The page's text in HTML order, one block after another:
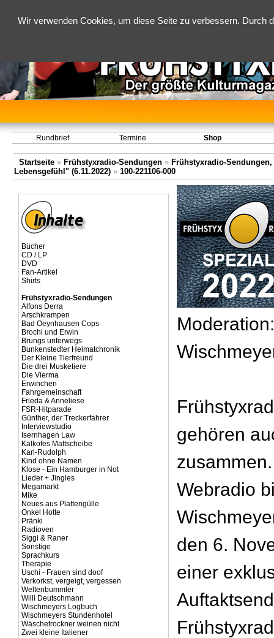
Wir verwenden Cookies, um diese Seite zu verbessern.
Rundbrief Termine Shop
Startseite » Frühstyxradio-Sendungen » Frühstyxradio-
Lebensgefühl" (6.11.2022) » 100-221106-000
Bücher
CD / LP
DVD
Fan-Artikel
Shirts
Frühstyxradio-Sendungen
Alfons Derra
Arschkrampen
Bad Oeynhausen Cops
Brochi und Erwin
Brungs unterwegs
Bunkenstedter Heimatchronik
Der Kleine Tierfreund
Die drei Musketiere
Die Vierma
Erwinchen
Fahrgemeinschaft
Frieda & Anneliese
FSR-Hitparade
Günther, der Treckerfahrer
Interviewstudio
Isernhagen Law
Kalkofes Mattscheibe
Karl-Rudolph
Kind ohne Namen
Klose - Ein Hamburger in Not
Lieder + Jingles
Megamarkt
Mike
Neues aus Plattengülle
Onkel Hotte
Pränki
Radioven
Siggi & Raner
Sonstige
Sprachkurs
Therapie
Uschi - Frauen sind doof
Verkorkst, vergeigt, vergessen
Weltenbummler
Willi Deutschmann
Wischmeyers Logbuch
Wischmeyers Stundenhotel
Wäschetrockner weinen nicht
Zwei kleine Italiener
gehören
Webradio
den 6.
einer